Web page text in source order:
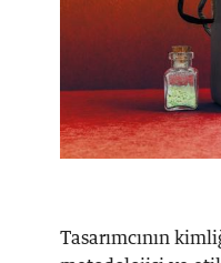
Tasarımcının